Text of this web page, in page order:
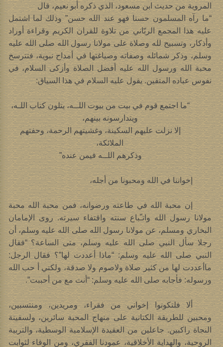
المروية من حديث ابن مسعود، الذي ذكره أبو نعيم، قال
“ما رآه المسلمون حسنا فهو عند الله حسن” وذلك لما اشتمل
عليه هذا المجمع الربّاني من تلاوة للقران الكريم وقراءة أوراد
وأذكار، وتسبيح لله وصلاة على مولانا رسول الله صلى الله عليه
وسلم، وذكر شمائله وصفاته وصياغتها في أمداح نبوية، فتترسخ
محبة الله ورسول الله عليه أفضل الصلاة وأزكى السلام، في
نفوس عباده المتقين. يقول عليه السلام في هذا السياق:
“ما اجتمع قوم في بيت من بيوت اللــه، يتلون كتاب اللـه،
ويتدارسونه بينهم،
إلا نزلت عليهم السكينة، وغشيتهم الرحمة، وحفتهم
الملائكة،
وذكرهم اللــه فيمن عنده”
إخواننا في الله ومحبونا من أجله،
إن محبة الله في طاعته ورضوانه، فمن محبة الله محبة
مولانا رسول الله واتـّباع سنته واقتفاء سيرته. روى الإمامان
البخاري ومسلم، عن مولانا رسول الله صلى الله عليه وسلم، أن
رجلا سأل النبي صلى الله عليه وسلم، متى الساعة؟ “فقال
النبي صلى الله عليه وسلم: “ماذا أعددت لها”؟ فقال الرجل:
ماأعددت لها من كثير صلاة ولاصوم ولا صدقة، ولكني أ حب الله
ورسوله: فأجابه صلى الله عليه وسلم: “أنت مع من أحببت”.
ألا فلتكونوا إخواني من فقراء، ومريدين، ومنتسبين،
ومحبين للطريقة الكتانية على منهاج المحبة سائرين، ولسفينة
النجاة راكبين. جاعلين من العقيدة الإسلامية الوسطية، والتربية
الروحية، والهداية الأخلاقية، عمودنا الفقري، ومن الوفاء لثوابت